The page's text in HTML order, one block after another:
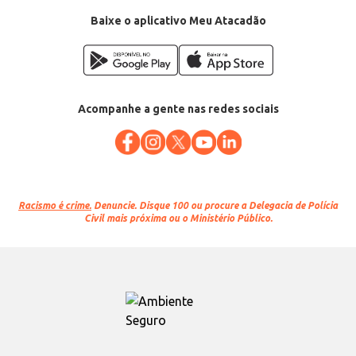
Baixe o aplicativo Meu Atacadão
Acompanhe a gente nas redes sociais
Racismo é crime. Denuncie. Disque 100 ou procure a Delegacia de Polícia
Civil mais próxima ou o Ministério Público.